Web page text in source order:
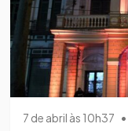
7 de abril às 10h37 •